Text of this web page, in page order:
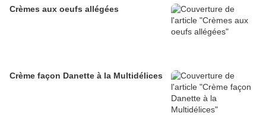
Crèmes aux oeufs allégées
Crème façon Danette à la Multidélices